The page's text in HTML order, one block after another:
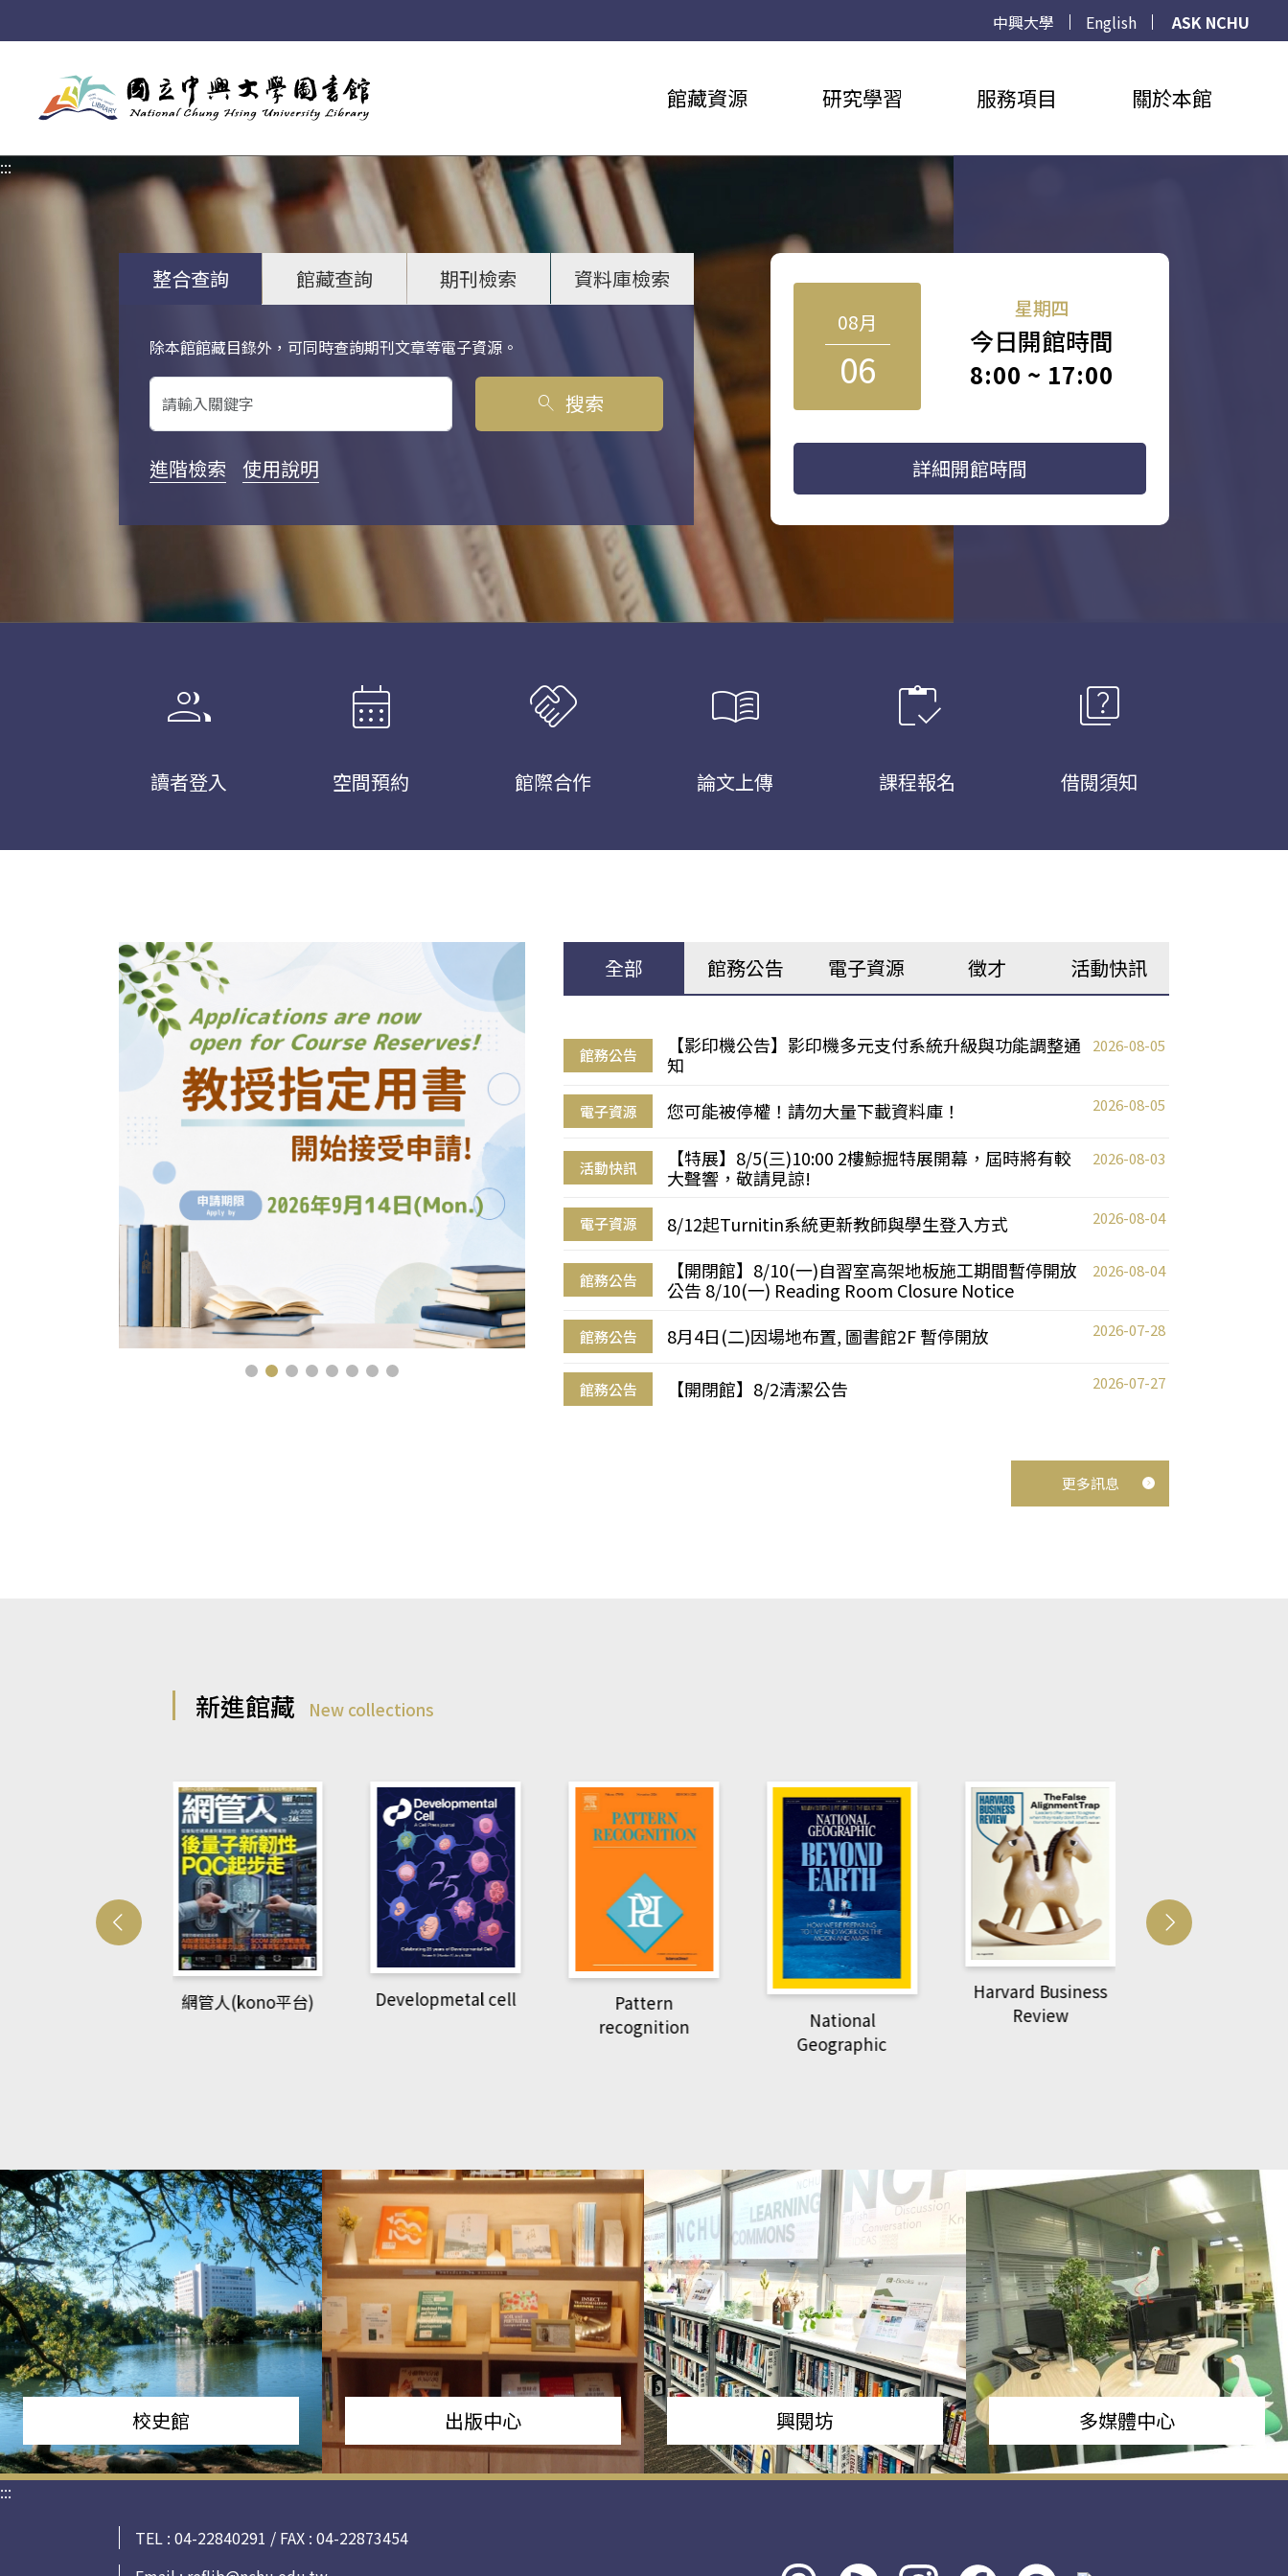
中興大學 English
ASK NCHU
館藏資源 研究學習 服務項目 關於本館
:::
整合查詢 館藏查詢 期刊檢索 資料庫檢索
除本館館藏目錄外，可同時查詢期刊文章等電子資源。
關鍵字搜尋
search 搜索
進階檢索 使用說明
08月
06
星期四
今日開館時間
8:00 ~ 17:00
詳細開館時間
group
讀者登入
calendar_month
空間預約
handshake
館際合作
menu_book
論文上傳
inventory
課程報名
quiz
借閱須知
全部 館務公告 電子資源 徵才 活動快訊
館務公告
【影印機公告】影印機多元支付系統升級與功能調整通
知
2026-08-05
電子資源 您可能被停權！請勿大量下載資料庫！ 2026-08-05
活動快訊
【特展】8/5(三)10:00 2樓鯨掘特展開幕，屆時將有較
大聲響，敬請見諒!
2026-08-03
電子資源 8/12起Turnitin系統更新教師與學生登入方式 2026-08-04
館務公告
【開閉館】8/10(一)自習室高架地板施工期間暫停開放
公告 8/10(一) Reading Room Closure Notice
2026-08-04
館務公告 8月4日(二)因場地布置, 圖書館2F 暫停開放 2026-07-28
館務公告 【開閉館】8/2清潔公告 2026-07-27
更多訊息
新進館藏 New collections
網管人(kono平台) Developmetal cell
Pattern
recognition
National
Geographic
Harvard Business
Review
校史館 出版中心 興閱坊 多媒體中心
:::
TEL : 04-22840291 / FAX : 04-22873454